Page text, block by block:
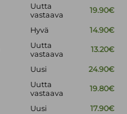
Uutta
vastaava
19.90€
Hyvä 14.90€
Uutta
vastaava
13.20€
Uusi 24.90€
Uutta
vastaava
19.80€
Uusi 17.90€